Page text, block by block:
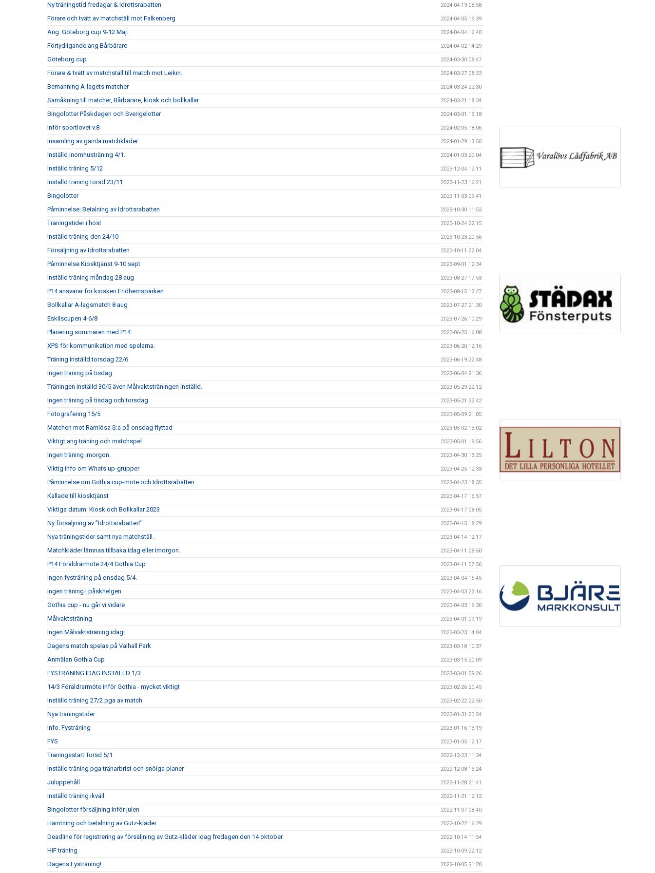
Ny träningstid fredagar & Idrottsrabatten 2024-04-19 08:58
Förare och tvätt av matchställ mot Falkenberg 2024-04-05 19:39
Ang. Göteborg cup 9-12 Maj. 2024-04-04 16:40
Förtydligande ang Bårbärare 2024-04-02 14:29
Göteborg cup 2024-03-30 08:47
Förare & tvätt av matchställ till match mot Leikin. 2024-03-27 08:23
Bemanning A-lagets matcher 2024-03-24 22:30
Samåkning till matcher, Bårbärare, kiosk och bollkallar 2024-03-21 18:34
Bingolotter Påskdagen och Sverigelotter 2024-03-01 13:18
Inför sportlovet v.8 2024-02-05 18:06
Insamling av gamla matchkläder 2024-01-29 13:50
Inställd inomhusträning 4/1. 2024-01-03 20:04
Inställd träning 5/12 2023-12-04 12:11
Inställd träning torsd 23/11 2023-11-23 16:21
Bingolotter 2023-11-03 09:41
Påminnelse: Betalning av Idrottsrabatten 2023-10-30 11:53
Träningstider i höst 2023-10-24 22:15
Inställd träning den 24/10 2023-10-23 20:56
Försäljning av Idrottsrabatten 2023-10-11 22:04
Påminnelse Kiosktjänst 9-10 sept 2023-09-01 12:34
Inställd träning måndag 28 aug 2023-08-27 17:53
P14 ansvarar för kiosken Fridhemsparken 2023-08-15 13:27
Bollkallar A-lagsmatch 8 aug 2023-07-27 21:30
Eskilscupen 4-6/8 2023-07-26 10:29
Planering sommaren med P14 2023-06-25 16:08
XPS för kommunikation med spelarna. 2023-06-20 12:16
Träning inställd torsdag 22/6 2023-06-19 22:48
Ingen träning på tisdag 2023-06-04 21:36
Träningen inställd 30/5 även Målvaktsträningen inställd. 2023-05-29 22:12
Ingen träning på tisdag och torsdag. 2023-05-21 22:42
Fotografering 15/5 2023-05-09 21:05
Matchen mot Ramlösa S:a på onsdag flyttad 2023-05-02 13:02
Viktigt ang träning och matchspel 2023-05-01 19:56
Ingen träning imorgon. 2023-04-30 13:25
Viktig info om Whats up-grupper 2023-04-25 12:33
Påminnelse om Gothia cup-möte och Idrottsrabatten 2023-04-23 18:35
Kallade till kiosktjänst 2023-04-17 16:57
Viktiga datum: Kiosk och Bollkallar 2023 2023-04-17 08:05
Ny försäljning av ”Idrottsrabatten” 2023-04-15 18:29
Nya träningstider samt nya matchställ. 2023-04-14 12:17
Matchkläder lämnas tillbaka idag eller imorgon. 2023-04-11 08:50
P14 Föräldrarmöte 24/4 Gothia Cup 2023-04-11 07:56
Ingen fysträning på onsdag 5/4. 2023-04-04 15:45
Ingen träning i påskhelgen 2023-04-03 23:16
Gothia cup - nu går vi vidare 2023-04-03 19:30
Målvaktsträning 2023-04-01 09:19
Ingen Målvaktsträning idag! 2023-03-23 14:04
Dagens match spelas på Valhall Park 2023-03-18 10:37
Anmälan Gothia Cup 2023-03-15 20:09
FYSTRÄNING IDAG INSTÄLLD 1/3. 2023-03-01 09:26
14/3 Föräldrarmöte inför Gothia - mycket viktigt 2023-02-26 20:45
Inställd träning 27/2 pga av match 2023-02-22 22:50
Nya träningstider 2023-01-31 20:54
Info. Fysträning 2023-01-16 13:19
FYS 2023-01-05 12:17
Träningsstart Torsd 5/1 2022-12-23 11:34
Inställd träning pga tränarbrist och snöiga planer 2022-12-08 16:24
Juluppehåll 2022-11-28 21:41
Inställd träning ikväll 2022-11-21 12:12
Bingolotter försäljning inför julen 2022-11-07 08:40
Hämtning och betalning av Gutz-kläder 2022-10-22 16:29
Deadline för registrering av försäljning av Gutz-kläder idag fredagen den 14 oktober 2022-10-14 11:54
HIF träning 2022-10-09 22:12
Dagens Fysträning! 2022-10-05 21:20